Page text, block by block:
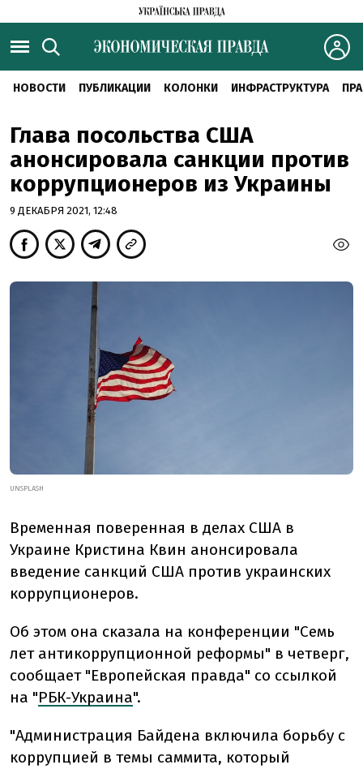
НОВОСТИ ПУБЛИКАЦИИ КОЛОНКИ ИНФРАСТРУКТУРА
Глава посольства США
анонсировала санкции против
коррупционеров из Украины
9 ДЕКАБРЯ 2021, 12:48
UNSPLASH
Временная поверенная в делах США в
Украине Кристина Квин анонсировала
введение санкций США против украинских
коррупционеров.
Об этом она сказала на конференции "Семь
лет антикоррупционной реформы" в четверг,
сообщает "Европейская правда" со ссылкой
на "РБК-Украина".
"Администрация Байдена включила борьбу с
коррупцией в темы саммита, который